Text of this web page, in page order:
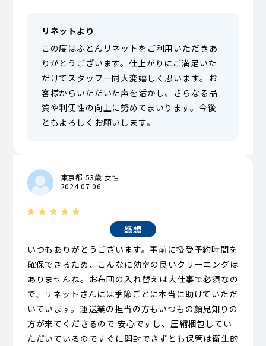
リネットより
この度はふとんリネットをご利用いただきあ
りがとうございます。仕上がりにご満足いた
だけてスタッフ一同大変嬉しく思います。お
客様からいただいた声を活かし、さらなる品
質や利便性の向上に努めてまいります。今後
ともよろしくお願いします。
東京都 53歳 女性
2024.07.06
感想
いつもありがとうございます。事前に授受予約時間を
確保できるため、こんなに効率の良いクリーニングは
ありませんね。お布団の入れ替えは大仕事で必須なの
で、リネットさんには季節ごとに本当に助けていただ
いています。運送業の担当の方もいつもの顔見知りの
方が来てくださるので 安心ですし、圧縮梱包してい
ただいているのですぐに開封できずとも保管は衛生的